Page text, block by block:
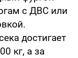
с ДВС или
достигает
кг, а за